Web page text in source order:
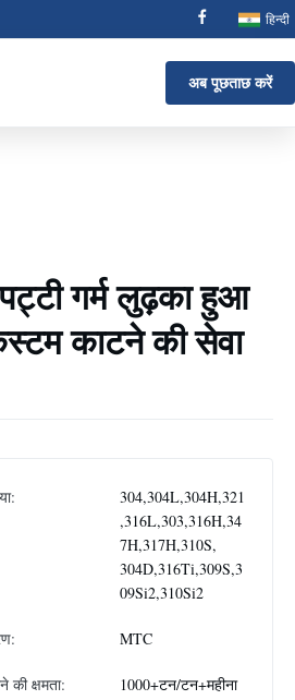
हिन्दी
अब पूछताछ करें
गर्म लुढ़का हुआ
काटने की सेवा
304,304L,304H,321
,316L,303,316H,34
7H,317H,310S,
304D,316Ti,309S,3
09Si2,310Si2
MTC
की क्षमता: 1000+टन/टन+महीना